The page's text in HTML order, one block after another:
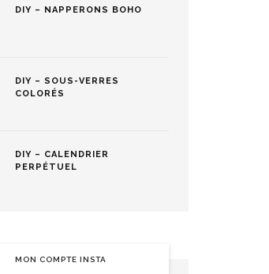
DIY – NAPPERONS BOHO
DIY – SOUS-VERRES
COLORÉS
DIY – CALENDRIER
PERPÉTUEL
MON COMPTE INSTA